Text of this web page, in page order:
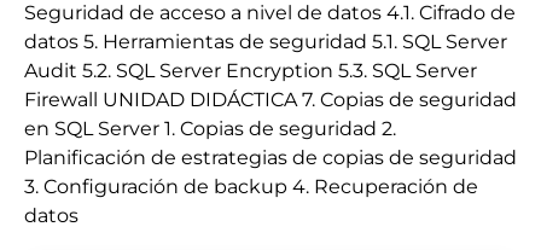
Seguridad de acceso a nivel de datos 4.1. Cifrado de
datos 5. Herramientas de seguridad 5.1. SQL Server
Audit 5.2. SQL Server Encryption 5.3. SQL Server
Firewall UNIDAD DIDÁCTICA 7. Copias de seguridad
en SQL Server 1. Copias de seguridad 2.
Planificación de estrategias de copias de seguridad
3. Configuración de backup 4. Recuperación de
datos